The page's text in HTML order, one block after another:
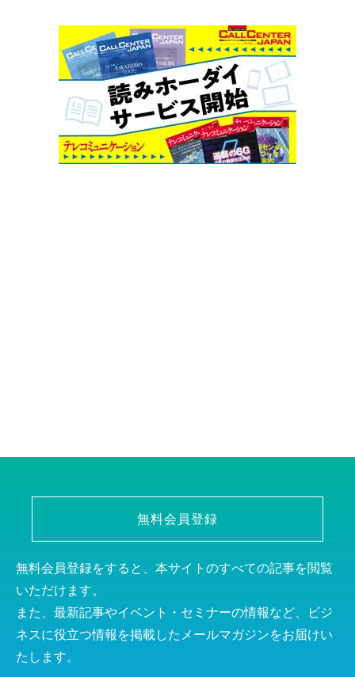
無料会員登録
無料会員登録をすると、本サイトのすべての記事を閲覧
いただけます。
また、最新記事やイベント・セミナーの情報など、ビジ
ネスに役立つ情報を掲載したメールマガジンをお届けい
たします。